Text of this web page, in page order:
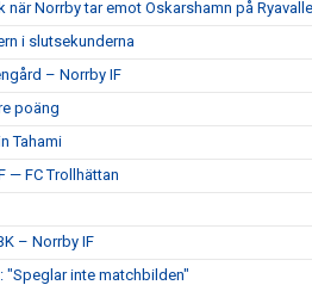
Norrby tar emot Oskarshamn på
i slutsekunderna
– Norrby IF
poäng
Tahami
— FC Trollhättan
– Norrby IF
"Speglar inte matchbilden"